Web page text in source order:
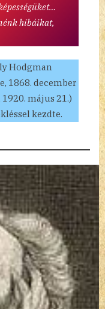
hibáikat,
Hodgman
1868. december
május 21.)
kezdte.